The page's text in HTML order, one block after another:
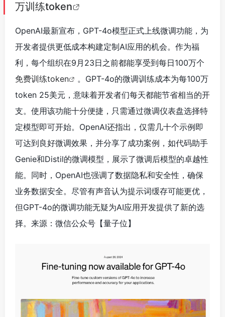
token 25美元，意味着开发者们每天都能节省相当的开
支。使用该功能十分便捷，只需通过微调仪表盘选择特
定模型即可开始。OpenAI还指出，仅需几十个示例即
可达到良好微调效果，并分享了成功案例，如代码助手
Genie和Distil的微调模型，展示了微调后模型的卓越性
能。同时，OpenAI也强调了数据隐私和安全性，确保
业务数据安全。尽管有声音认为提示词缓存可能更优，
但GPT-4o的微调功能无疑为AI应用开发提供了新的选
择。来源：微信公众号【量子位 】
微软发布Phi 3.5系列模型，挑战GPT-4o与
Llama 3.1